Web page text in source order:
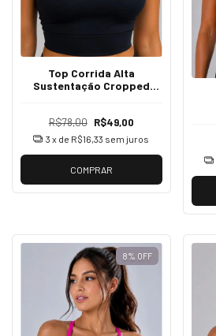
Top Corrida Alta
Sustentação Cropped
R$78,00 R$49,00
3 x de R$16,33 sem juros
COMPRAR
8% OFF